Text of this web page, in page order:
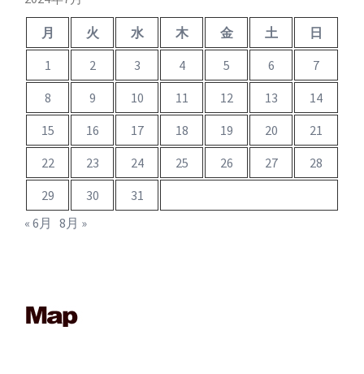
月 火 水 木 金 土
日
1
2 3 4 5 6
7
8
9 10 11 12 13
14
15
16 17 18 19 20
21
22
23 24 25 26 27
28
29
30
31
« 6月 8月 »